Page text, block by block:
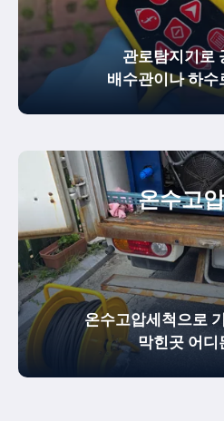
관로탐지기로
배수관이나 하수
온수고
온수고압세척으로
막힌곳 어디